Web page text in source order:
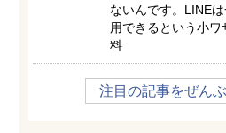
ないんです。LINE
用できるという小
料
注目の記事をぜん